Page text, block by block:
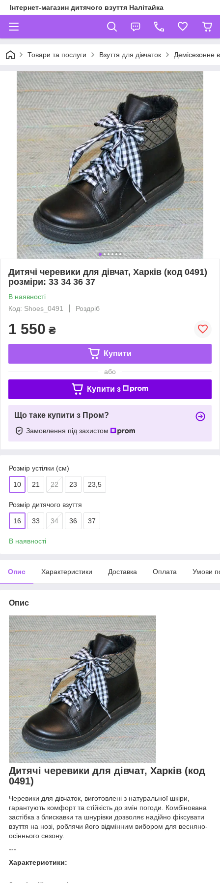
Інтернет-магазин дитячого взуття Налітайка
Товари та послуги Взуття для дівчаток Демісезонне
Дитячі черевики для дівчат, Харків (код 0491)
розміри: 33 34 36 37
В наявності
Код: Shoes_0491
Роздріб
1 550 ₴
Купити
або
Купити з
Що таке купити з Пром?
Замовлення під захистом
Розмір устілки (см)
10 21 22 23 23,5
Розмір дитячого взуття
16 33 34 36 37
В наявності
Опис Характеристики Доставка Оплата Умови
Опис
Дитячі черевики для дівчат, Харків (код
0491)
Черевики для дівчаток, виготовлені з натуральної шкіри,
гарантують комфорт та стійкість до змін погоди. Комбінована
застібка з блискавки та шнурівки дозволяє надійно фіксувати
взуття на нозі, роблячи його відмінним вибором для весняно-
осіннього сезону.
---
Характеристики: